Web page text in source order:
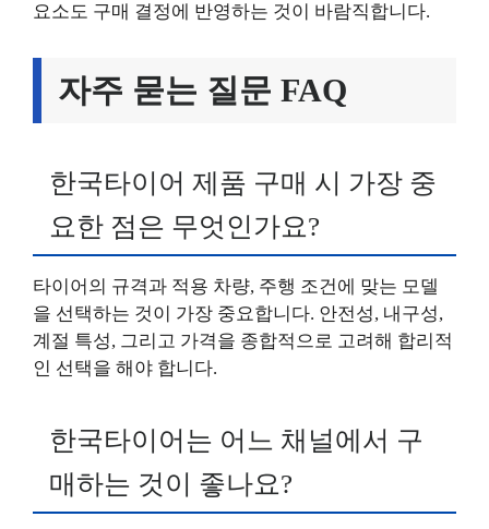
요소도 구매 결정에 반영하는 것이 바람직합니다.
자주 묻는 질문 FAQ
한국타이어 제품 구매 시 가장 중
요한 점은 무엇인가요?
타이어의 규격과 적용 차량, 주행 조건에 맞는 모델
을 선택하는 것이 가장 중요합니다. 안전성, 내구성,
계절 특성, 그리고 가격을 종합적으로 고려해 합리적
인 선택을 해야 합니다.
한국타이어는 어느 채널에서 구
매하는 것이 좋나요?